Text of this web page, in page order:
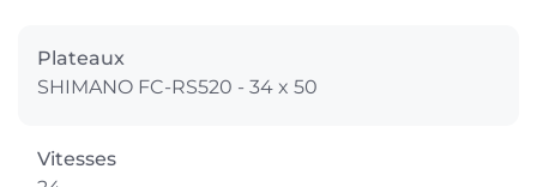
Plateaux
SHIMANO FC-RS520 - 34 x 50
Vitesses